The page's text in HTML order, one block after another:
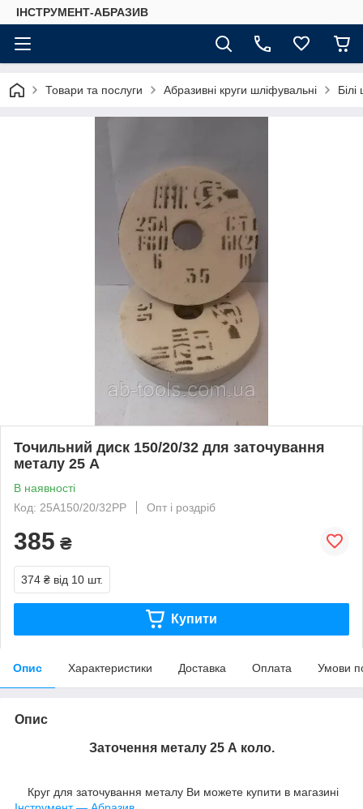
ІНСТРУМЕНТ-АБРАЗИВ
Товари та послуги Абразивні круги шліфувальні
Точильний диск 150/20/32 для заточування
металу 25 А
В наявності
Код: 25А150/20/32РР
Опт і роздріб
385 ₴
374 ₴ від 10 шт.
Купити
Опис Характеристики Доставка Оплата Умови
Опис
Заточення металу 25 А коло.
Круг для заточування металу Ви можете купити в магазині